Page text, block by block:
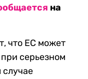
на
что ЕС может
серьезном